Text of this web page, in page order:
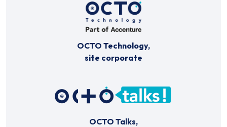
OCTO Technology,
site corporate
OCTO Talks,